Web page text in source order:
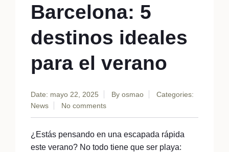
Barcelona: 5
destinos ideales
para el verano
Date: mayo 22, 2025 By osmao
Categories:
News
No comments
¿Estás pensando en una escapada rápida
este verano? No todo tiene que ser playa: